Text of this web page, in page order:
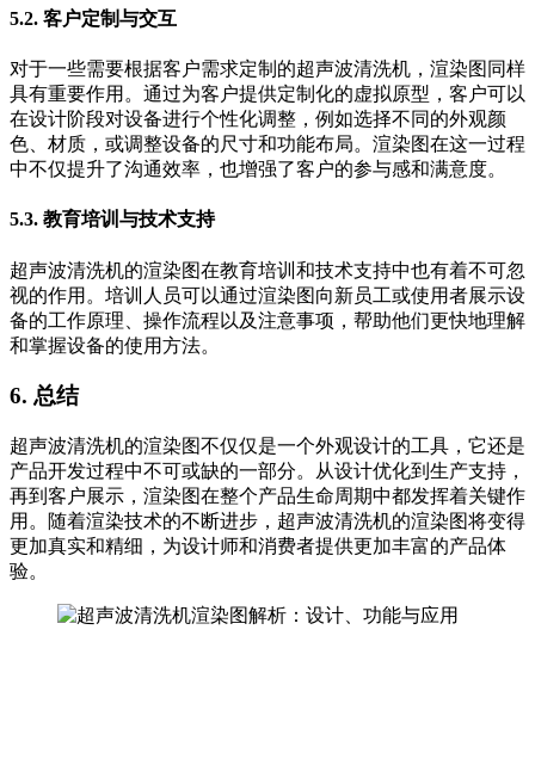
5.2. 客户定制与交互
对于一些需要根据客户需求定制的超声波清洗机，渲染图同样
具有重要作用。通过为客户提供定制化的虚拟原型，客户可以
在设计阶段对设备进行个性化调整，例如选择不同的外观颜
色、材质，或调整设备的尺寸和功能布局。渲染图在这一过程
中不仅提升了沟通效率，也增强了客户的参与感和满意度。
5.3. 教育培训与技术支持
超声波清洗机的渲染图在教育培训和技术支持中也有着不可忽
视的作用。培训人员可以通过渲染图向新员工或使用者展示设
备的工作原理、操作流程以及注意事项，帮助他们更快地理解
和掌握设备的使用方法。
6. 总结
超声波清洗机的渲染图不仅仅是一个外观设计的工具，它还是
产品开发过程中不可或缺的一部分。从设计优化到生产支持，
再到客户展示，渲染图在整个产品生命周期中都发挥着关键作
用。随着渲染技术的不断进步，超声波清洗机的渲染图将变得
更加真实和精细，为设计师和消费者提供更加丰富的产品体
验。